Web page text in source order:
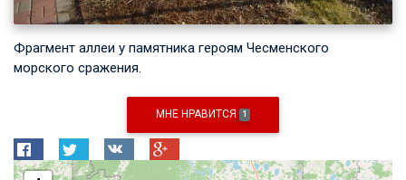
Фрагмент аллеи у памятника героям Чесменского
морского сражения.
МНЕ НРАВИТСЯ 1